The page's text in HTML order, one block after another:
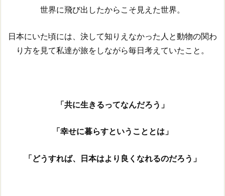
世界に飛び出したからこそ見えた世界。
日本にいた頃には、決して知りえなかった人と動物の関わ
り方を見て私達が旅をしながら毎日考えていたこと。
「共に生きるってなんだろう」
「幸せに暮らすということとは」
「どうすれば、日本はより良くなれるのだろう」